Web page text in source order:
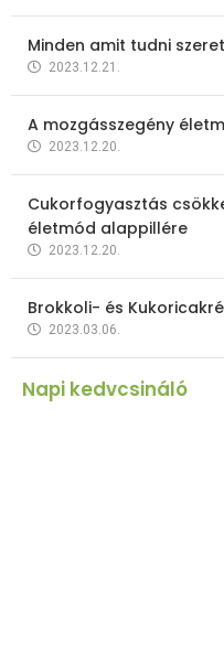
Minden amit tudni
2023.12.21.
A mozgásszegény
2023.12.20.
Cukorfogyasztás
életmód alappillére
2023.12.20.
Brokkoli- és
2023.03.06.
Napi kedvcsináló